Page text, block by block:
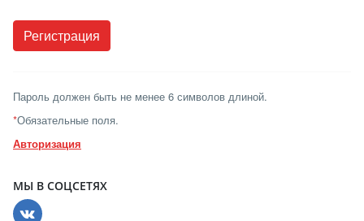
Пароль должен быть не менее 6 символов длиной.
*Обязательные поля.
Авторизация
МЫ В СОЦСЕТЯХ